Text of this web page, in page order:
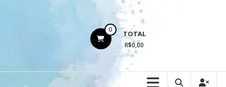
0 TOTAL
R$0,00